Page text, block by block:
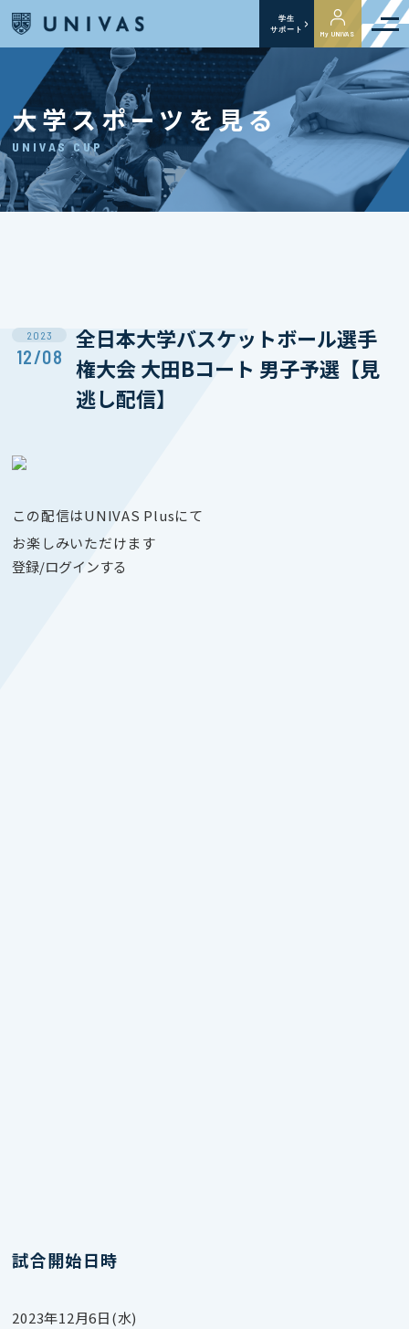
学生
サポート
My UNIVAS
大学スポーツを見る
UNIVAS CUP
2023
12/08
全日本大学バスケットボール選手
権大会 大田Bコート 男子予選【見
逃し配信】
この配信はUNIVAS Plusにて
お楽しみいただけます
登録/ログインする
試合開始日時
2023年12月6日(水)